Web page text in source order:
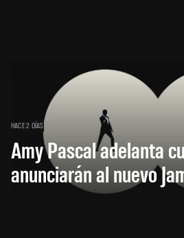
HACE 2 DÍAS
Amy Pascal adelanta
anunciarán al nuevo